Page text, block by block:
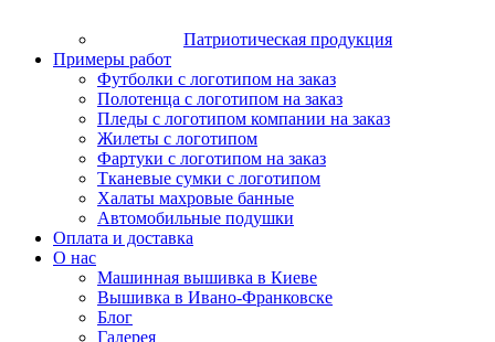
Патриотическая продукция
Примеры работ
Футболки с логотипом на заказ
Полотенца с логотипом на заказ
Пледы с логотипом компании на заказ
Жилеты с логотипом
Фартуки с логотипом на заказ
Тканевые сумки с логотипом
Халаты махровые банные
Автомобильные подушки
Оплата и доставка
О нас
Машинная вышивка в Киеве
Вышивка в Ивано-Франковске
Блог
Галерея